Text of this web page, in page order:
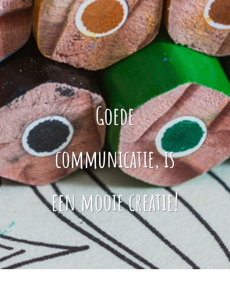
Goede
communicatie, is
een mooie creatie!